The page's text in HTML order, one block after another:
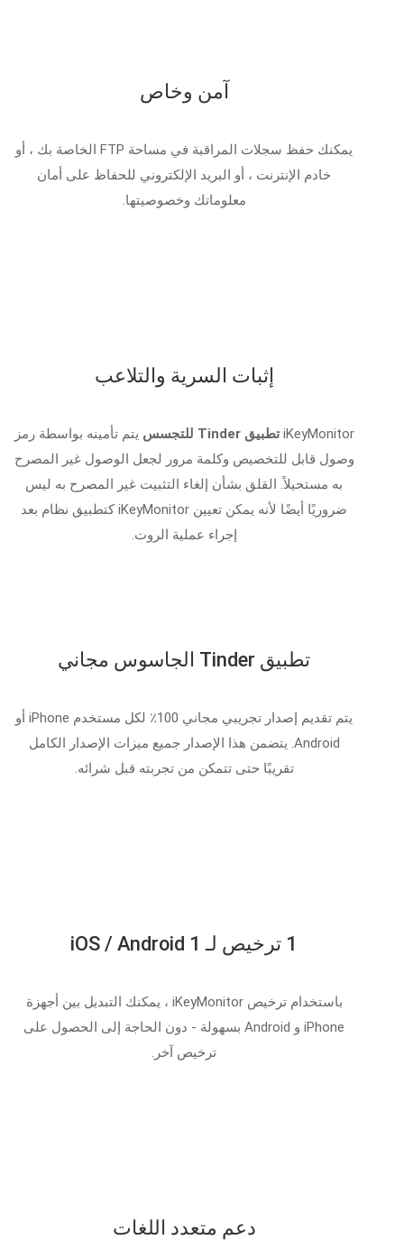
آمن وخاص
يمكنك حفظ سجلات المراقبة في مساحة FTP الخاصة بك ، أو
خادم الإنترنت ، أو البريد الإلكتروني للحفاظ على أمان
معلوماتك وخصوصيتها.
إثبات السرية والتلاعب
iKeyMonitorتطبيق Tinder للتجسس
يتم تأمينه بواسطة رمز
وصول قابل للتخصيص وكلمة مرور لجعل الوصول غير المصرح
به مستحيلاً. القلق بشأن إلغاء التثبيت غير المصرح به ليس
ضروريًا أيضًا لأنه يمكن تعيين iKeyMonitor كتطبيق نظام بعد
إجراء عملية الروت.
تطبيق Tinder الجاسوس مجاني
يتم تقديم إصدار تجريبي مجاني 100٪ لكل مستخدم iPhone أو
Android. يتضمن هذا الإصدار جميع ميزات الإصدار الكامل
تقريبًا حتى تتمكن من تجربته قبل شرائه.
1 ترخيص لـ 1 iOS / Android
باستخدام ترخيص iKeyMonitor ، يمكنك التبديل بين أجهزة
iPhone و Android بسهولة - دون الحاجة إلى الحصول على
ترخيص آخر.
دعم متعدد اللغات